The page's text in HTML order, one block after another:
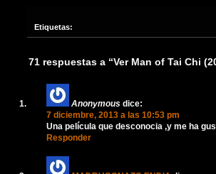
Etiquetas:
71 respuestas a “Ver Man of Tai Chi
Anonymous dice:
7 diciembre, 2013 a las 10:53 pm
Una película que desconocia ,y me ha
Responder